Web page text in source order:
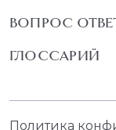
ВОПРОС
ГЛОССАРИЙ
Политика